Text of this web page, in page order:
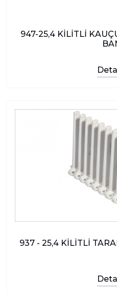
947-25,4 KİLİTLİ
937 - 25,4 KİLİTLİ